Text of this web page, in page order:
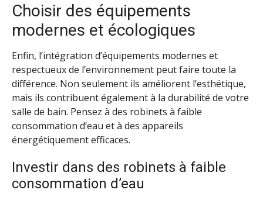
Choisir des équipements
modernes et écologiques
Enfin, l’intégration d’équipements modernes et
respectueux de l’environnement peut faire toute la
différence. Non seulement ils améliorent l’esthétique,
mais ils contribuent également à la durabilité de votre
salle de bain. Pensez à des robinets à faible
consommation d’eau et à des appareils
énergétiquement efficaces.
Investir dans des robinets à faible
consommation d’eau